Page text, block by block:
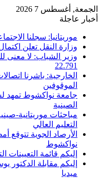
الجمعة, أغسطس 7 2026
أخبار عاجلة
موريتانيا: سجلنا
وزارة النقل تعلن
وزير الشباب: لا معنى
22.791
الخارجية: باشرنا
الموقوفين
جامعة نواكشوط تمهد
الصينية
مباحثات موريتانية-
التعليم العالي
الأرصاد الجوية تتوقع
نواكشوط
إليكم قائمة
إليكم مقابلة الدكتور
ميديا